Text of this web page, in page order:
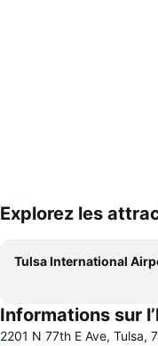
Explorez les
Tulsa International
Informations sur
2201 N 77th E Ave, Tulsa,